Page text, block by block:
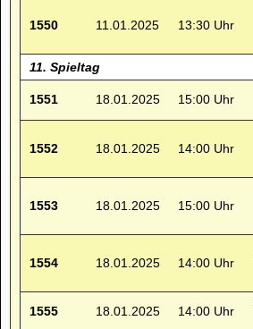
1550 11.01.2025 13:30 Uhr
11. Spieltag
1551 18.01.2025 15:00 Uhr
1552 18.01.2025 14:00 Uhr
1553 18.01.2025 15:00 Uhr
1554 18.01.2025 14:00 Uhr
1555 18.01.2025 14:00 Uhr